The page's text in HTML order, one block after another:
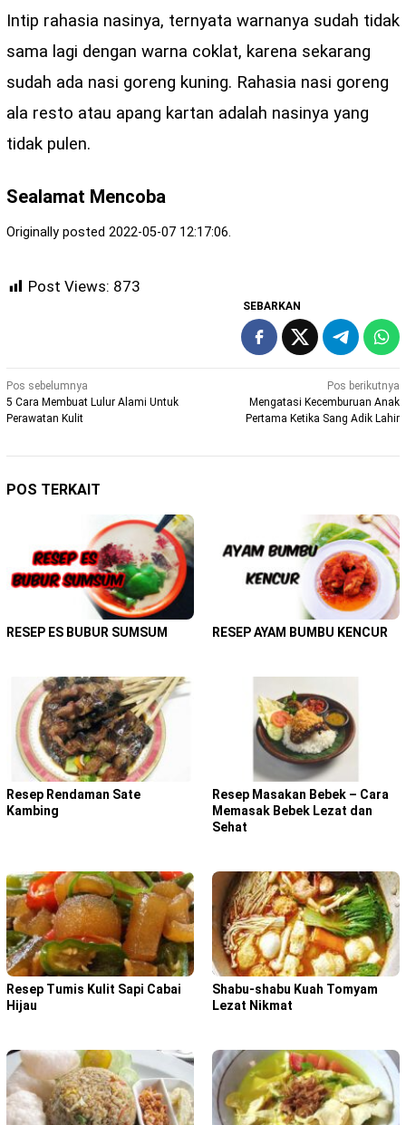
Intip rahasia nasinya, ternyata warnanya sudah tidak
sama lagi dengan warna coklat, karena sekarang
sudah ada nasi goreng kuning. Rahasia nasi goreng
ala resto atau apang kartan adalah nasinya yang
tidak pulen.
Sealamat Mencoba
Originally posted 2022-05-07 12:17:06.
Post Views: 873
SEBARKAN
Navigasi
pos
Pos sebelumnya
5 Cara Membuat Lulur Alami Untuk
Perawatan Kulit
Pos berikutnya
Mengatasi Kecemburuan Anak
Pertama Ketika Sang Adik Lahir
POS TERKAIT
RESEP ES BUBUR SUMSUM RESEP AYAM BUMBU KENCUR
Resep Rendaman Sate
Kambing
Resep Masakan Bebek – Cara
Memasak Bebek Lezat dan
Sehat
Resep Tumis Kulit Sapi Cabai
Hijau
Shabu-shabu Kuah Tomyam
Lezat Nikmat